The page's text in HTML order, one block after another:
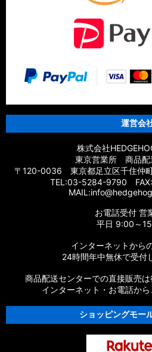
運営会
株式会社
東京営業所 商品配
〒120-0036 東京都足立区千住仲
TEL:03-5284-9790
お電話受付 営
平日 9:00～
インターネットから
24時間年中無休で受付
商品配送センターでの直接販売は
インターネット・お電話から
ショッピングモー